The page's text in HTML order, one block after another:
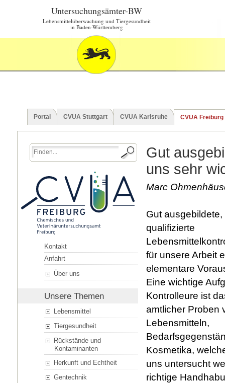
Untersuchungsämter-BW
Lebensmittelüberwachung und Tiergesundheit
in Baden-Württemberg
Portal CVUA Stuttgart CVUA Karlsruhe CVUA Freiburg
Kontakt
Anfahrt
Über uns
Unsere Themen
Lebensmittel
Tiergesundheit
Rückstände und
Kontaminanten
Herkunft und Echtheit
Gentechnik
Gut
uns sehr
Marc
Gut
qualifizierte
für unsere Arbeit
elementare
Eine wichtige
Kontrolleure ist
amtlicher Proben
Lebensmitteln,
Kosmetika,
uns untersucht
richtige